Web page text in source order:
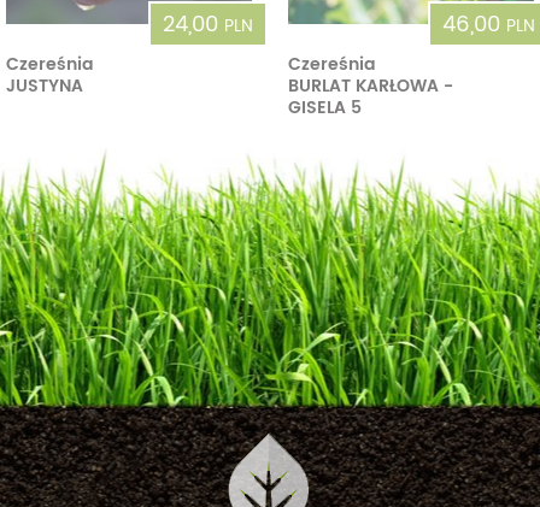
24,00 PLN
Czereśnia
JUSTYNA
46,00 PLN
Czereśnia
BURLAT KARŁOWA -
GISELA 5